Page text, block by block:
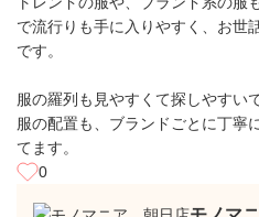
で流行りも手に入りやすく、お世
です。
服の羅列も見やすくて探しやすいで
服の配置も、ブランドごとに丁寧
てます。
0